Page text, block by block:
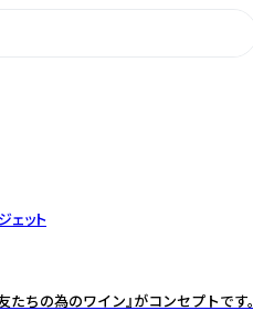
ェット
たちの為のワイン』がコンセプトです。